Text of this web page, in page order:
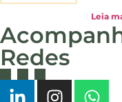
Leia
Redes